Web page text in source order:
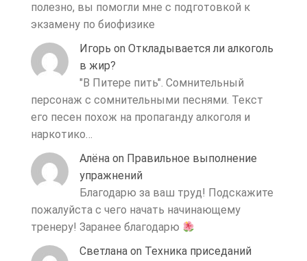
полезно, вы помогли мне с подготовкой к
экзамену по биофизике
Игорь on Откладывается ли алкоголь
в жир?
"В Питере пить". Сомнительный
персонаж с сомнительными песнями. Текст
его песен похож на пропаганду алкоголя и
наркотико…
Алёна on Правильное выполнение
упражнений
Благодарю за ваш труд! Подскажите
пожалуйста с чего начать начинающему
тренеру! Заранее благодарю
Светлана on Техника приседаний